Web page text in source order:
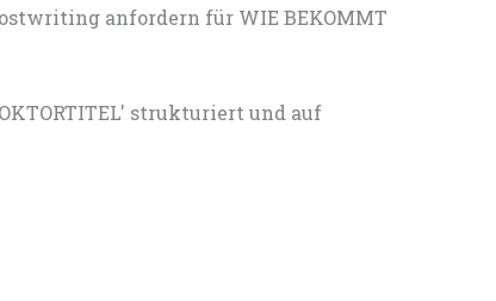
anfordern für WIE BEKOMMT
strukturiert und auf